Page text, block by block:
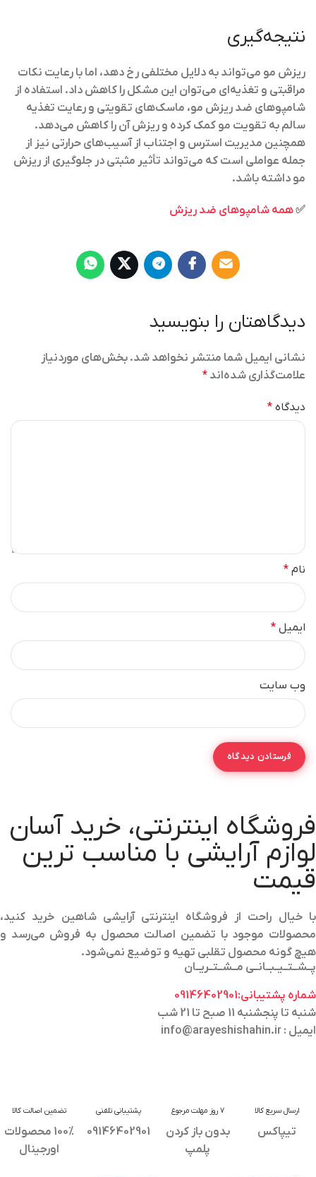
نتیجه‌گیری
ریزش مو می‌تواند به دلایل مختلفی رخ دهد، اما با رعایت نکات
مراقبتی و تغذیه‌ای می‌توان این مشکل را کاهش داد. استفاده از
شامپوهای ضد ریزش مو، ماسک‌های تقویتی و رعایت تغذیه
سالم به تقویت مو کمک کرده و ریزش آن را کاهش می‌دهد.
همچنین مدیریت استرس و اجتناب از آسیب‌های حرارتی نیز از
جمله عواملی است که می‌تواند تأثیر مثبتی در جلوگیری از ریزش
مو داشته باشد.
✅همه شامپوهای ضد ریزش
دیدگاهتان را بنویسید
نشانی ایمیل شما منتشر نخواهد شد. بخش‌های موردنیاز
علامت‌گذاری شده‌اند *
دیدگاه *
نام *
ایمیل *
وب‌ سایت
فروشگاه اینترنتی، خرید آسان
لوازم آرایشی با مناسب ترین
قیمت
با خیال راحت از فروشگاه اینترنتی آرایشی شاهین خرید کنید،
محصولات موجود با تضمین اصالت محصول به فروش می‌رسد و
هیچ گونه محصول تقلبی تهیه و توضیع نمی‌شود.
پــشــتــیــبــانــی مــشــتــریــان
شماره پشتیبانی:09146402901
شنبه تا پنجشنبه 11 صبح تا 21 شب
ایمیل : info@arayeshishahin.ir
ارسال سریع کالا
تیپاکس
7 روز مهلت مرجوع
بدون باز کردن
پلمپ
پشتیبانی تلفنی
09146402901
تضمین اصالت کالا
100% محصولات
اورجینال